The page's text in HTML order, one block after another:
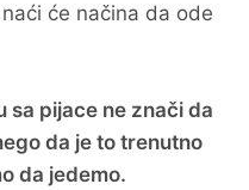
će načina da ode
sa pijace ne znači da
da je to trenutno
da jedemo.